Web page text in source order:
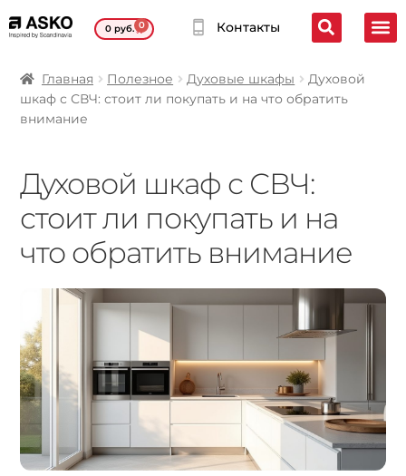
0руб. 0 Контакты
Главная Полезное Духовые шкафы
Духовой
шкаф с СВЧ: стоит ли покупать и на что обратить
внимание
Духовой шкаф с СВЧ:
стоит ли покупать и на
что обратить внимание